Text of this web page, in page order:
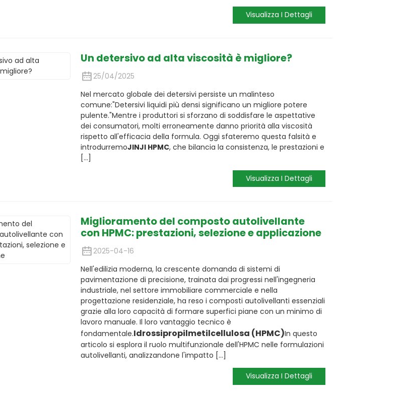
Visualizza I Dettagli
Un detersivo ad alta viscosità è migliore?
25/04/2025
Nel mercato globale dei detersivi persiste un malinteso
comune:"Detersivi liquidi più densi significano un migliore potere
pulente."Mentre i produttori si sforzano di soddisfare le aspettative
dei consumatori, molti erroneamente danno priorità alla viscosità
rispetto all'efficacia della formula. Oggi sfateremo questa falsità e
introdurremoJINJI HPMC, che bilancia la consistenza, le prestazioni e
[...]
Visualizza I Dettagli
Miglioramento del composto autolivellante
con HPMC: prestazioni, selezione e applicazione
2025-04-16
Nell'edilizia moderna, la crescente domanda di sistemi di
pavimentazione di precisione, trainata dai progressi nell'ingegneria
industriale, nel settore immobiliare commerciale e nella
progettazione residenziale, ha reso i composti autolivellanti essenziali
grazie alla loro capacità di formare superfici piane con un minimo di
lavoro manuale. Il loro vantaggio tecnico è
fondamentale.Idrossipropilmetilcellulosa (HPMC)In questo
articolo si esplora il ruolo multifunzionale dell'HPMC nelle formulazioni
autolivellanti, analizzandone l'impatto [...]
Visualizza I Dettagli